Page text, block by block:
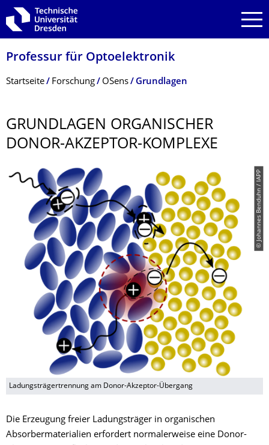
Zur Hauptnavigation springen
Zur Suche springen
Zum Inhalt springen
Professur für Optoelektronik
Breadcrumb-Menü
Startseite Forschung OSens Grundlagen
GRUNDLAGEN ORGANISCHER
DONOR-AKZEPTOR-KOMPLEXE
© Johannes Benduhn / IAPP
Ladungsträgertrennung am Donor-Akzeptor-Übergang
Die Erzeugung freier Ladungsträger in organischen
Absorbermaterialien erfordert normalerweise eine Donor-